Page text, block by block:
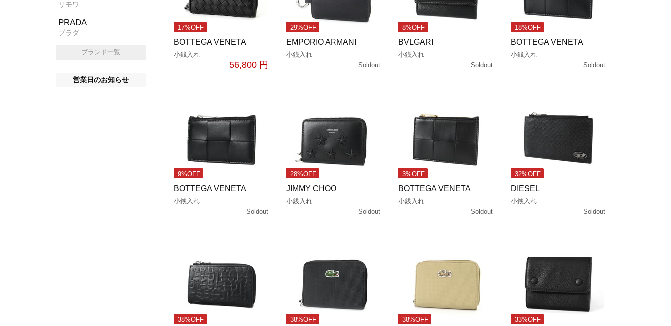
17%OFF
BOTTEGA VENETA
小銭入れ
56,800 円
29%OFF
EMPORIO ARMANI
小銭入れ
Soldout
8%OFF
BVLGARI
小銭入れ
Soldout
18%OFF
BOTTEGA VENETA
小銭入れ
Soldout
9%OFF
BOTTEGA VENETA
小銭入れ
Soldout
28%OFF
JIMMY CHOO
小銭入れ
Soldout
3%OFF
BOTTEGA VENETA
小銭入れ
Soldout
32%OFF
DIESEL
小銭入れ
Soldout
38%OFF 38%OFF 38%OFF 33%OFF
リモワ
PRADA
プラダ
ブランド一覧
営業日のお知らせ